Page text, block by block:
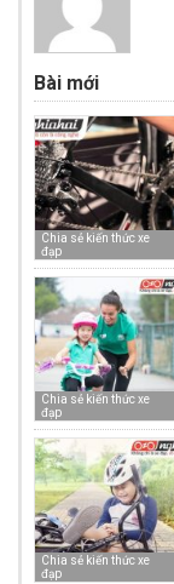
Bài mới
Chia sẻ kiến thức xe
đạp
Chia sẻ kiến thức xe
đạp
Chia sẻ kiến thức xe
đạp